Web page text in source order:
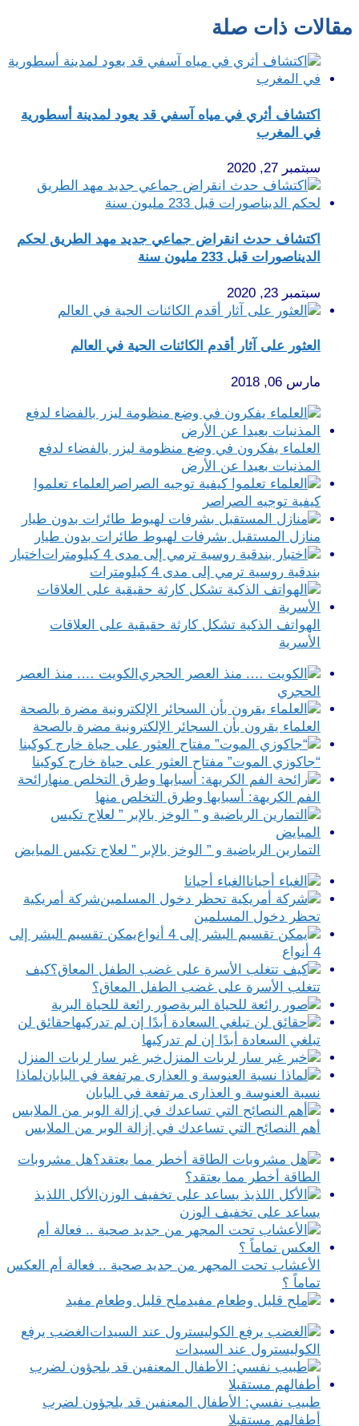
مقالات ذات صلة
اكتشاف أثري في مياه آسفي قد يعود لمدينة أسطورية
في المغرب
سبتمبر 27, 2020
اكتشاف حدث انقراض جماعي جديد مهد الطريق لحكم
الديناصورات قبل 233 مليون سنة
سبتمبر 23, 2020
العثور على آثار أقدم الكائنات الحية في العالم
مارس 06, 2018
العلماء يفكرون في وضع منظومة ليزر بالفضاء لدفع
المذنبات بعيدا عن الأرض
العلماء تعلموا
كيفية توجيه الصراصر
منازل المستقبل بشرفات لهبوط طائرات بدون طيار
اختبار
بندقية روسية ترمي إلى مدى 4 كيلومترات
الهواتف الذكية تشكل كارثة حقيقية على العلاقات
الأسرية
الكويت …. منذ العصر
الحجري
العلماء يقرون بأن السجائر الإلكترونية مضرة بالصحة
“جاكوزي الموت” مفتاح العثور على حياة خارج كوكبنا
رائحة
الفم الكريهة: أسبابها وطرق التخلص منها
التمارين الرياضية و ” الوخز بالإبر ” لعلاج تكيس المبايض
الغباء أحيانا
شركة أمريكية
تحظر دخول المسلمين
يمكن تقسيم البشر إلى
4 أنواع
كيف
تتغلب الأسرة على غضب الطفل المعاق؟
صور رائعة للحياة البرية
حقائق لن
تبلغي السعادة أبدًا إن لم تدركيها
خبر غير سار لربات المنزل
لماذا
نسبة العنوسة و العذارى مرتفعة في اليابان
أهم النصائح التي تساعدك في إزالة الوبر من الملابس
هل مشروبات
الطاقة أخطر مما يعتقد؟
الأكل اللذيذ
يساعد على تخفيف الوزن
الأعشاب تحت المجهر من جديد صحية .. فعالة أم العكس
تماماً ؟
ملح قليل وطعام مفيد
الغضب يرفع
الكوليسترول عند السيدات
طبيب نفسي: الأطفال المعنفين قد يلجؤون لضرب
أطفالهم مستقبلا